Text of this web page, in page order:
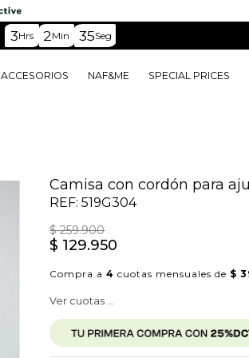
3Hrs 2 Min 34Seg
ACCESORIOS NAF&ME SPECIAL PRICES
Camisa con cordón para
REF:519G304
$ 259.900
$ 129.950
Compra a4 cuotas mensuales de $
Ver cuotas ...